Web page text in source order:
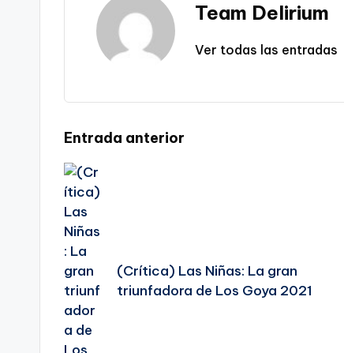
Team Delirium
Ver todas las entradas
Navegación
de
entradas
Entrada anterior
(Crítica) Las Niñas: La gran
triunfadora de Los Goya 2021